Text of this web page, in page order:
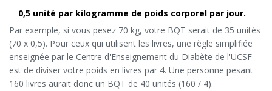
0,5 unité par kilogramme de poids corporel par jour.
Par exemple, si vous pesez 70 kg, votre BQT serait de 35 unités
(70 x 0,5). Pour ceux qui utilisent les livres, une règle simplifiée
enseignée par le Centre d'Enseignement du Diabète de l'UCSF
est de diviser votre poids en livres par 4. Une personne pesant
160 livres aurait donc un BQT de 40 unités (160 / 4).